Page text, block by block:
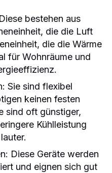
Diese bestehen aus
die die Luft
die die Wärme
für Wohnräume und
Sie sind flexibel
keinen festen
sind oft günstiger,
Kühlleistung
Diese Geräte werden
und eignen sich gut